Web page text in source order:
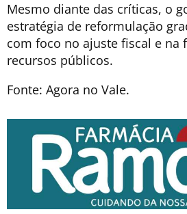
Mesmo diante das críticas, o
estratégia de reformulação
com foco no ajuste fiscal e na
recursos públicos.
Fonte: Agora no Vale.